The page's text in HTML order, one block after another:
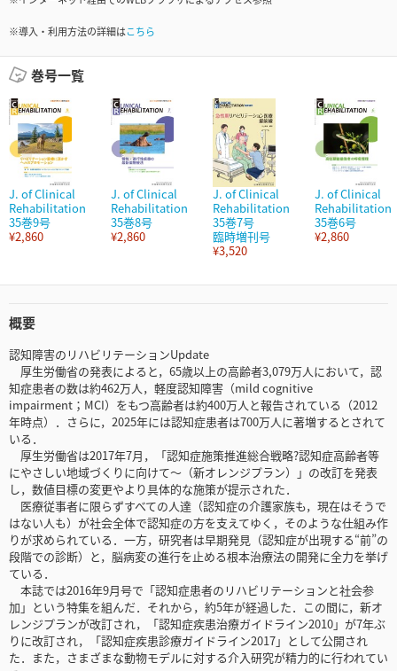
※導入・利用方法の詳細はこちら
巻号一覧
J. of Clinical
Rehabilitation
35巻9号
¥2,860
J. of Clinical
Rehabilitation
35巻8号
¥2,860
J. of Clinical
Rehabilitation
35巻7号
臨時増刊号
¥3,520
J. of Clinical
Rehabilitation
35巻6号
¥2,860
概要
認知障害のリハビリテーションUpdate
厚生労働省の発表によると，65歳以上の高齢者3,079万人において，認
知症患者の数は約462万人，軽度認知障害（mild cognitive
impairment；MCI）をもつ高齢者は約400万人と報告されている（2012
年時点）．さらに，2025年には認知症患者は700万人に著増するとされて
いる．
厚生労働省は2017年7月，「認知症施策推進総合戦略?認知症高齢者等
にやさしい地域づくりに向けて～（新オレンジプラン）」の改訂を発表
し，数値目標の変更やより具体的な施策が提示された．
医療従事者に限らずすべての人達（認知症の介護家族も，現在はそうで
はない人も）が社会全体で認知症の方を支えてゆく，そのような仕組み作
りが求められている．一方，研究者は早期発見（認知症が出現する“前”の
段階での診断）と，脳病変の進行を止める根本治療法の開発に全力を挙げ
ている．
本誌では2016年9月号で「認知症患者のリハビリテーションと社会参
加」という特集を組んだ．それから，約5年が経過した．この間に，新オ
レンジプランが改訂され，「認知症疾患治療ガイドライン2010」が7年ぶ
りに改訂され，「認知症疾患診療ガイドライン2017」として公開され
た．また，さまざまな動物モデルに対する介入研究が精力的に行われてい